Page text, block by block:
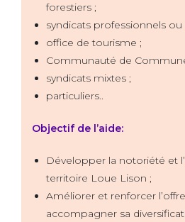
forestiers ;
syndicats professionnels
office de tourisme ;
Communauté de
syndicats mixtes ;
particuliers..
Objectif de l’aide:
Développer la notoriété et
territoire Loue Lison ;
Améliorer et renforcer
accompagner sa